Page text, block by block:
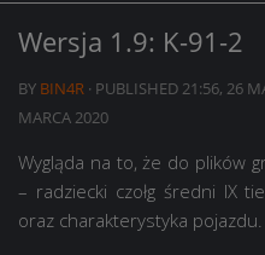
Wersja 1.9: K-91-2
BY BIN4R · PUBLISHED 21:56, 26
MARCA 2020
Wygląda na to, że do plików
– radziecki czołg średni IX
oraz charakterystyka pojazdu.